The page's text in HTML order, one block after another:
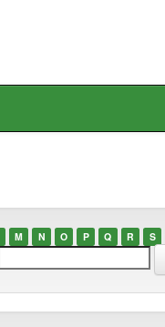
M N O P Q R S